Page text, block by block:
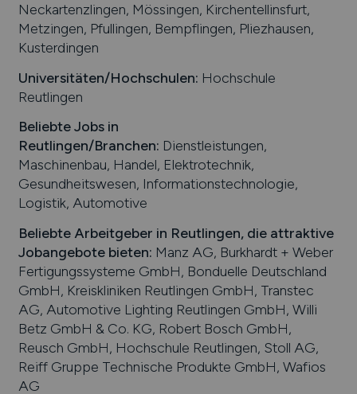
Neckartenzlingen, Mössingen, Kirchentellinsfurt,
Metzingen, Pfullingen, Bempflingen, Pliezhausen,
Kusterdingen
Universitäten/Hochschulen: Hochschule
Reutlingen
Beliebte Jobs in
Reutlingen/Branchen: Dienstleistungen,
Maschinenbau, Handel, Elektrotechnik,
Gesundheitswesen, Informationstechnologie,
Logistik, Automotive
Beliebte Arbeitgeber in Reutlingen, die attraktive
Jobangebote bieten: Manz AG, Burkhardt + Weber
Fertigungssysteme GmbH, Bonduelle Deutschland
GmbH, Kreiskliniken Reutlingen GmbH, Transtec
AG, Automotive Lighting Reutlingen GmbH, Willi
Betz GmbH & Co. KG, Robert Bosch GmbH,
Reusch GmbH, Hochschule Reutlingen, Stoll AG,
Reiff Gruppe Technische Produkte GmbH, Wafios
AG